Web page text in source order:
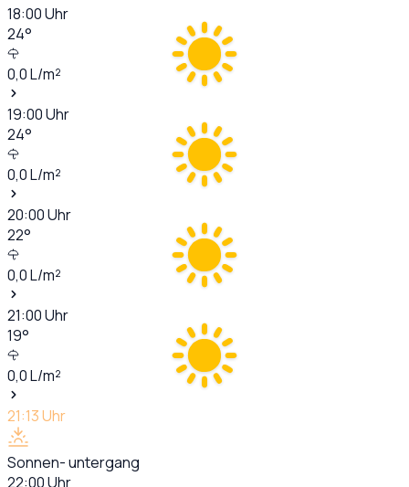
18:00Uhr
24°
0,0L/m²
19:00Uhr
24°
0,0L/m²
20:00Uhr
22°
0,0L/m²
21:00Uhr
19°
0,0L/m²
21:13Uhr
Sonnen- untergang
22:00Uhr